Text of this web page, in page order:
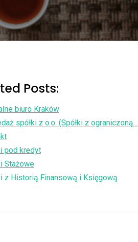
Posts:
biuro Kraków
spółki z o.o. (Spółki z ograniczoną…
pod kredyt
Stażowe
z Historią Finansową i Księgową